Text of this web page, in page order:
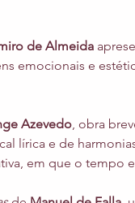
de Almeida
emocionais e
Azevedo, obra
lírica e de
em que o tempo